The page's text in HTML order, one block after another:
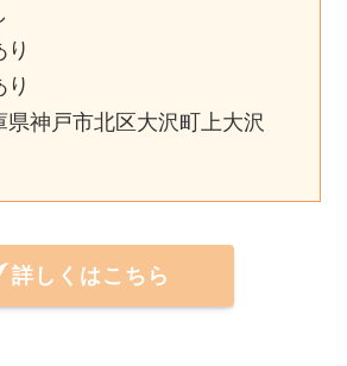
り
り
県神戸市北区大沢町上大沢
詳しくはこちら